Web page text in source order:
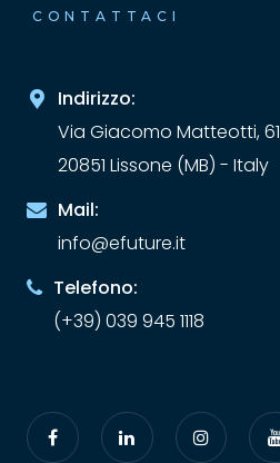
CONTATTACI
Indirizzo:
Via Giacomo Matteotti, 61
20851 Lissone (MB) - Italy
Mail:
info@efuture.it
Telefono:
(+39) 039 945 1118